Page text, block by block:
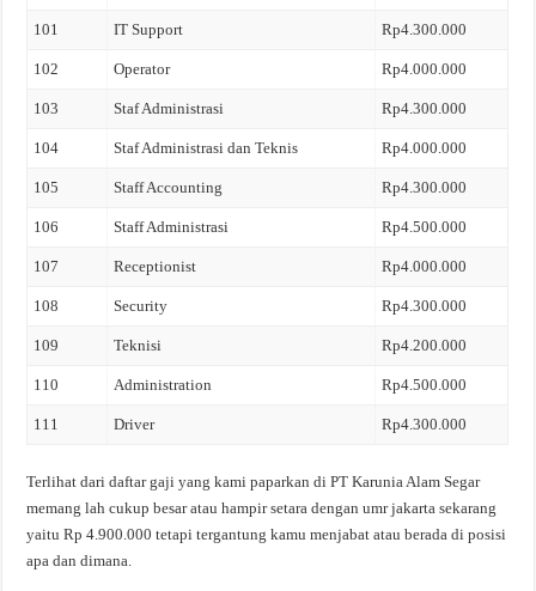
101 IT Support Rp4.300.000
102 Operator Rp4.000.000
103 Staf Administrasi Rp4.300.000
104 Staf Administrasi dan Teknis Rp4.000.000
105 Staff Accounting Rp4.300.000
106 Staff Administrasi Rp4.500.000
107 Receptionist Rp4.000.000
108 Security Rp4.300.000
109 Teknisi Rp4.200.000
110 Administration Rp4.500.000
111 Driver Rp4.300.000
Terlihat dari daftar gaji yang kami paparkan di PT Karunia Alam Segar
memang lah cukup besar atau hampir setara dengan umr jakarta sekarang
yaitu Rp 4.900.000 tetapi tergantung kamu menjabat atau berada di posisi
apa dan dimana.